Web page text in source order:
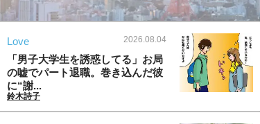
Love 2026.08.04
「男子大学生を誘惑してる」お局
の嘘でパート退職。巻き込んだ彼
に“謝...
鈴木詩子